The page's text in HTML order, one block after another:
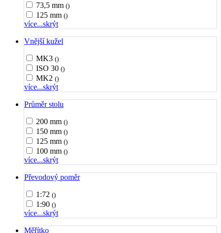
73,5 mm ()
125 mm ()
více...skrýt
Vnější kužel
MK3 ()
ISO 30 ()
MK2 ()
více...skrýt
Průměr stolu
200 mm ()
150 mm ()
125 mm ()
100 mm ()
více...skrýt
Převodový poměr
1:72 ()
1:90 ()
více...skrýt
Měřítko